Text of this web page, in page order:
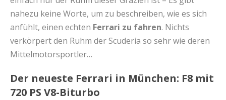
nahezu keine Worte, um zu beschreiben, wie es sich
anfühlt, einen echten Ferrari zu fahren. Nichts
verkörpert den Ruhm der Scuderia so sehr wie deren
Mittelmotorsportler…
Der neueste Ferrari in München: F8 mit
720 PS V8-Biturbo